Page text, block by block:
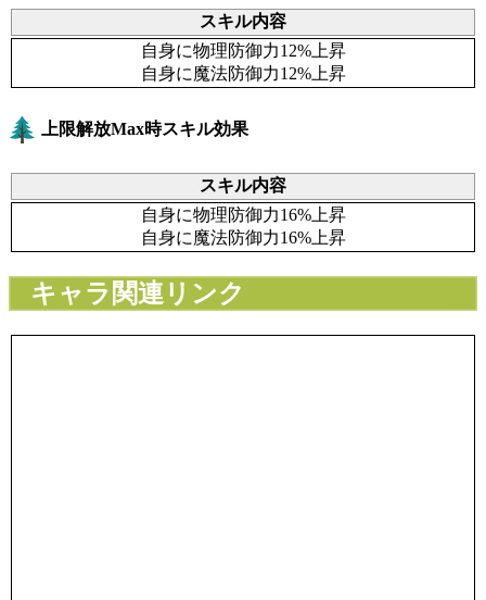
スキル内容
自身に物理防御力12%上昇
自身に魔法防御力12%上昇
上限解放Max時スキル効果
スキル内容
自身に物理防御力16%上昇
自身に魔法防御力16%上昇
キャラ関連リンク